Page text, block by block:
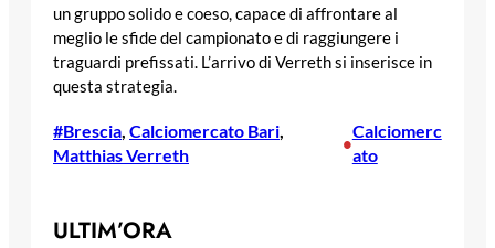
un gruppo solido e coeso, capace di affrontare al
meglio le sfide del campionato e di raggiungere i
traguardi prefissati. L’arrivo di Verreth si inserisce in
questa strategia.
#Brescia, Calciomercato Bari
Matthias Verreth
•
Calciomerc
ato
ULTIM’ORA